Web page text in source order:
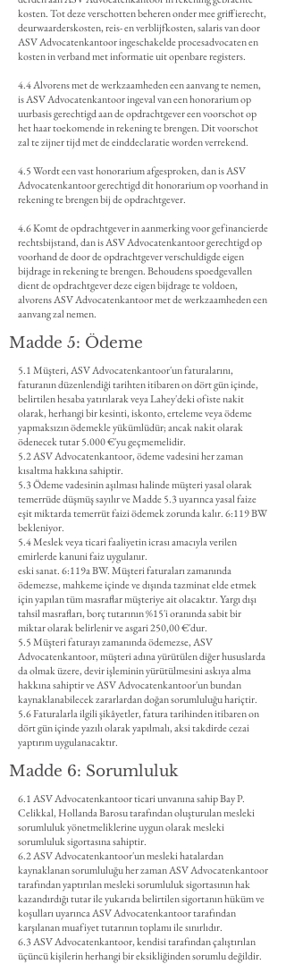
kosten. Tot deze verschotten beheren onder mee griffierecht,
deurwaarderskosten, reis- en verblijfkosten, salaris van door
ASV Advocatenkantoor ingeschakelde procesadvocaten en
kosten in verband met informatie uit openbare registers.
4.4 Alvorens met de werkzaamheden een aanvang te nemen,
is ASV Advocatenkantoor ingeval van een honorarium op
uurbasis gerechtigd aan de opdrachtgever een voorschot op
het haar toekomende in rekening te brengen. Dit voorschot
zal te zijner tijd met de einddeclaratie worden verrekend.
4.5 Wordt een vast honorarium afgesproken, dan is ASV
Advocatenkantoor gerechtigd dit honorarium op voorhand in
rekening te brengen bij de opdrachtgever.
4.6 Komt de opdrachtgever in aanmerking voor gefinancierde
rechtsbijstand, dan is ASV Advocatenkantoor gerechtigd op
voorhand de door de opdrachtgever verschuldigde eigen
bijdrage in rekening te brengen. Behoudens spoedgevallen
dient de opdrachtgever deze eigen bijdrage te voldoen,
alvorens ASV Advocatenkantoor met de werkzaamheden een
aanvang zal nemen.
Madde 5: Ödeme
5.1 Müşteri, ASV Advocatenkantoor'un faturalarını,
faturanın düzenlendiği tarihten itibaren on dört gün içinde,
belirtilen hesaba yatırılarak veya Lahey'deki ofiste nakit
olarak, herhangi bir kesinti, iskonto, erteleme veya ödeme
yapmaksızın ödemekle yükümlüdür; ancak nakit olarak
ödenecek tutar 5.000 €'yu geçmemelidir.
5.2 ASV Advocatenkantoor, ödeme vadesini her zaman
kısaltma hakkına sahiptir.
5.3 Ödeme vadesinin aşılması halinde müşteri yasal olarak
temerrüde düşmüş sayılır ve Madde 5.3 uyarınca yasal faize
eşit miktarda temerrüt faizi ödemek zorunda kalır. 6:119 BW
bekleniyor.
5.4 Meslek veya ticari faaliyetin icrası amacıyla verilen
emirlerde kanuni faiz uygulanır.
eski sanat. 6:119a BW. Müşteri faturaları zamanında
ödemezse, mahkeme içinde ve dışında tazminat elde etmek
için yapılan tüm masraflar müşteriye ait olacaktır. Yargı dışı
tahsil masrafları, borç tutarının %15'i oranında sabit bir
miktar olarak belirlenir ve asgari 250,00 €'dur.
5.5 Müşteri faturayı zamanında ödemezse, ASV
Advocatenkantoor, müşteri adına yürütülen diğer hususlarda
da olmak üzere, devir işleminin yürütülmesini askıya alma
hakkına sahiptir ve ASV Advocatenkantoor'un bundan
kaynaklanabilecek zararlardan doğan sorumluluğu hariçtir.
5.6 Faturalarla ilgili şikâyetler, fatura tarihinden itibaren on
dört gün içinde yazılı olarak yapılmalı, aksi takdirde cezai
yaptırım uygulanacaktır.
Madde 6: Sorumluluk
6.1 ASV Advocatenkantoor ticari unvanına sahip Bay P.
Celikkal, Hollanda Barosu tarafından oluşturulan mesleki
sorumluluk yönetmeliklerine uygun olarak mesleki
sorumluluk sigortasına sahiptir.
6.2 ASV Advocatenkantoor'un mesleki hatalardan
kaynaklanan sorumluluğu her zaman ASV Advocatenkantoor
tarafından yaptırılan mesleki sorumluluk sigortasının hak
kazandırdığı tutar ile yukarıda belirtilen sigortanın hüküm ve
koşulları uyarınca ASV Advocatenkantoor tarafından
karşılanan muafiyet tutarının toplamı ile sınırlıdır.
6.3 ASV Advocatenkantoor, kendisi tarafından çalıştırılan
üçüncü kişilerin herhangi bir eksikliğinden sorumlu değildir.